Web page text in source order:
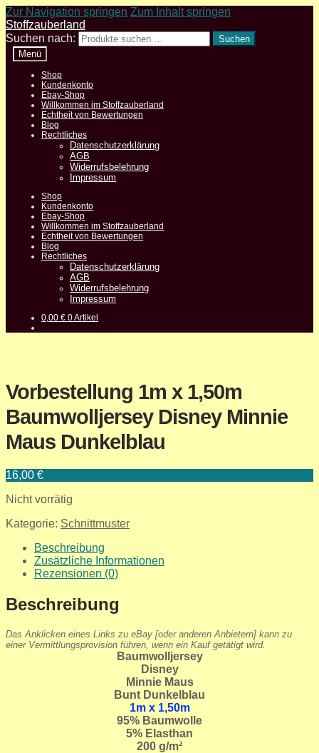
Zur Navigation springen Zum Inhalt springen
Stoffzauberland
Suchen nach:
Suchen
Menü
Shop
Kundenkonto
Ebay-Shop
Willkommen im Stoffzauberland
Echtheit von Bewertungen
Blog
Rechtliches
Datenschutzerklärung
AGB
Widerrufsbelehrung
Impressum
Shop
Kundenkonto
Ebay-Shop
Willkommen im Stoffzauberland
Echtheit von Bewertungen
Blog
Rechtliches
Datenschutzerklärung
AGB
Widerrufsbelehrung
Impressum
0,00€ 0 Artikel
Vorbestellung 1m x 1,50m
Baumwolljersey Disney Minnie
Maus Dunkelblau
16,00 €
Nicht vorrätig
Kategorie: Schnittmuster
Beschreibung
Zusätzliche Informationen
Rezensionen (0)
Beschreibung
Das Anklicken eines Links zu eBay [oder anderen Anbietern] kann zu
einer Vermittlungsprovision führen, wenn ein Kauf getätigt wird.
Baumwolljersey
Disney
Minnie Maus
Bunt Dunkelblau
1m x 1,50m
95% Baumwolle
5% Elasthan
200 g/m²